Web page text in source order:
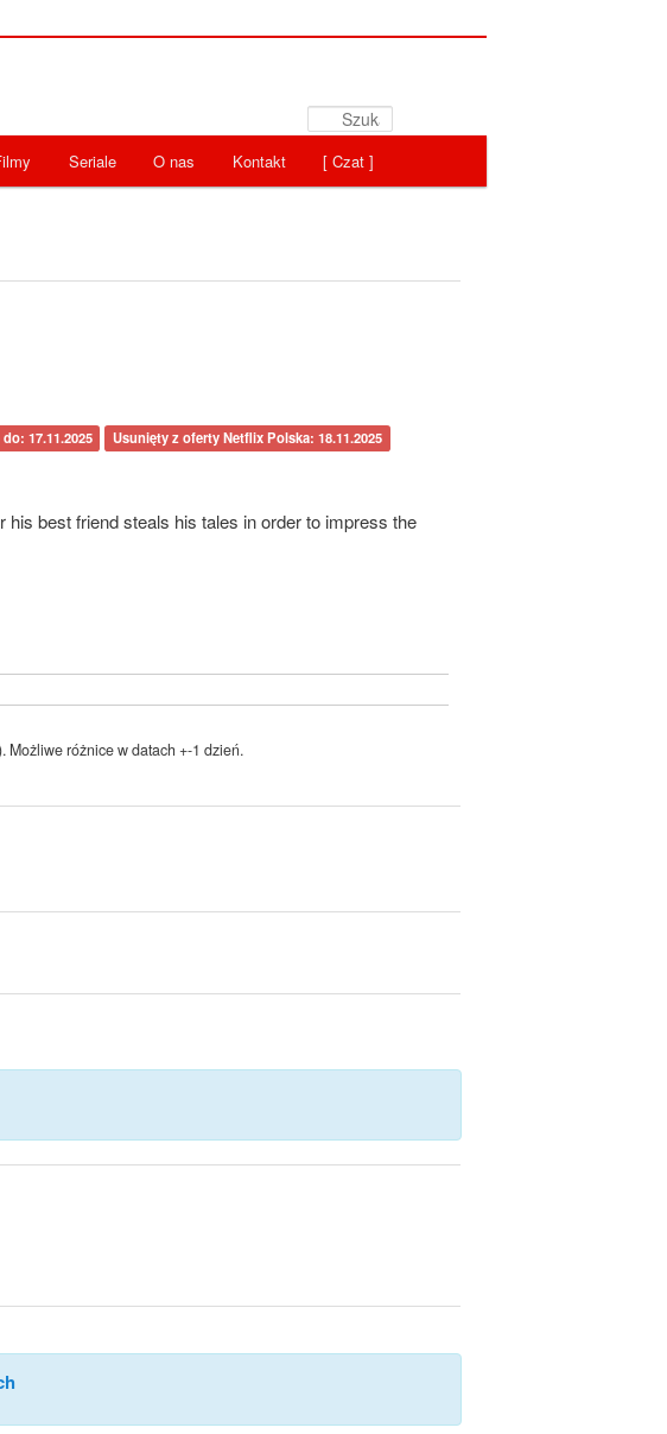
[ Czat ]
Kontakt
O nas
Seriale
17.11.2025 Usunięty z oferty Netflix Polska: 18.11.2025
best friend steals his tales in order to impress the
Możliwe różnice w datach +-1 dzień.